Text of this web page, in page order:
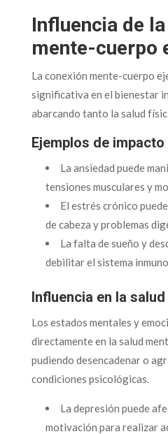
Influencia de
mente-cuerpo
La conexión mente-cuerpo
significativa en el bienestar
abarcando tanto la salud
Ejemplos de
La ansiedad puede
tensiones musculares y
El estrés crónico
de cabeza y problemas
La falta de sueño y
debilitar el sistema
Influencia en la
Los estados mentales y
directamente en la salud
pudiendo desencadenar o
condiciones psicológicas.
La depresión puede
motivación para realizar